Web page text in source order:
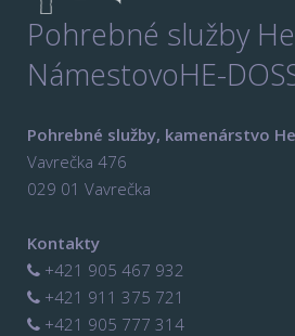
Pohrebné služby
NámestovoHE-
Pohrebné služby, kamenárstvo
Vavrečka 476
029 01 Vavrečka
Kontakty
+421 905 467 932
+421 911 375 721
+421 905 777 314